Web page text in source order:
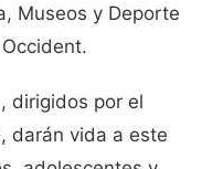
Museos y Deporte
dirigidos por el
darán vida a este